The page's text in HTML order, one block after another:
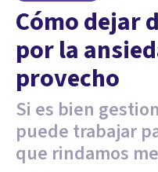
​Cómo dejar
por la
provecho
Si es bien
puede trabajar
que rindamos